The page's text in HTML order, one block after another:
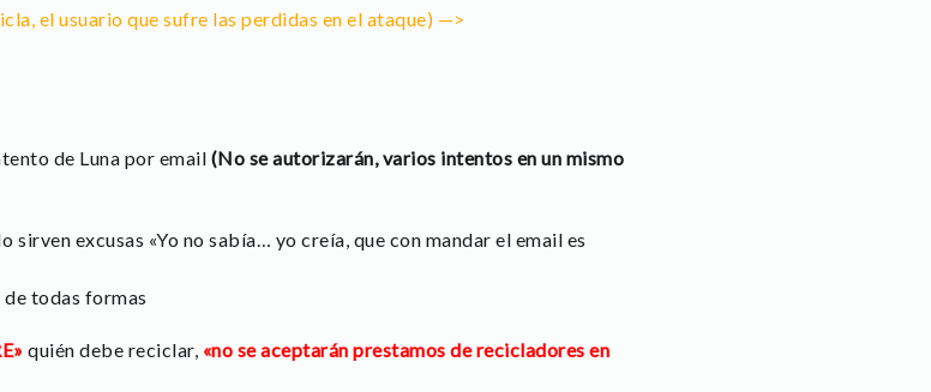
el usuario que sufre las perdidas en el ataque) —>
de Luna por email (No se autorizarán, varios intentos en un mismo
sirven excusas «Yo no sabía… yo creía, que con mandar el email es
de todas formas
quién debe reciclar, «no se aceptarán prestamos de recicladores en